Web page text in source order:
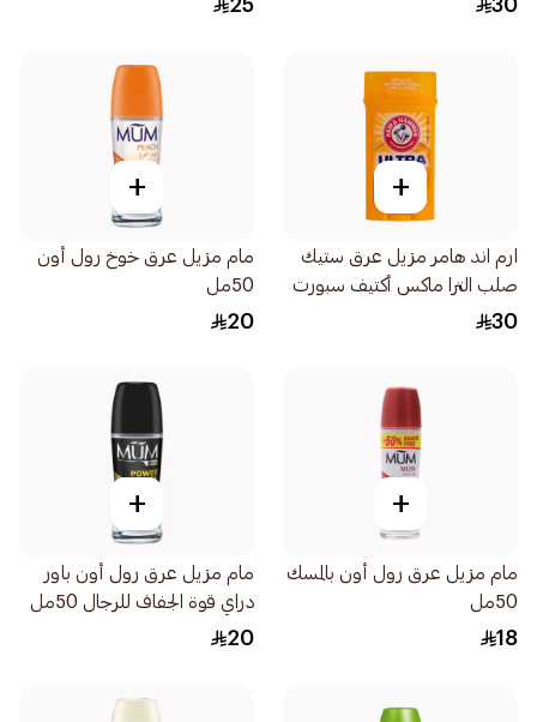
30
25
+
ارم اند هامر مزيل عرق ستيك
صلب الترا ماكس أكتيف سبورت
الرياضي 73جرام
30
+
مام مزيل عرق خوخ رول أون
50مل
20
+
مام مزيل عرق رول أون بالمسك
50مل
18
+
مام مزيل عرق رول أون باور
دراي قوة الجفاف للرجال 50مل
20